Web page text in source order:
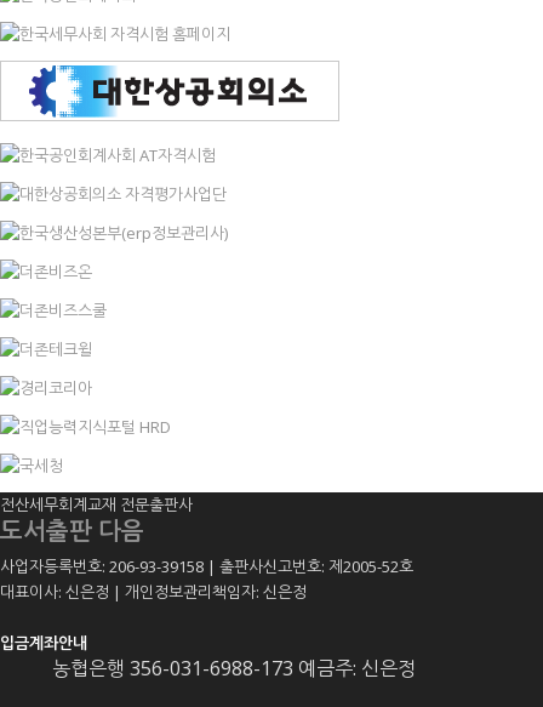
전산세무회계교재 전문출판사
도서출판 다음
사업자등록번호: 206-93-39158 | 출판사신고번호: 제2005-52호
대표이사: 신은정 | 개인정보관리책임자: 신은정
입금계좌안내
농협은행 356-031-6988-173 예금주: 신은정